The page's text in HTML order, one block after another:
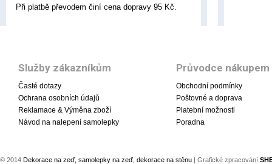
Při platbě převodem činí cena dopravy 95 Kč.
Služby zákazníkům
Časté dotazy
Ochrana osobních údajů
Reklamace & Výměna zboží
Návod na nalepení samolepky
Průvodce nákupem
Obchodní podmínky
Poštovné a doprava
Platební možnosti
Poradna
© 2014 Dekorace na zeď, samolepky na zeď, dekorace na stěnu | Grafické zpracování